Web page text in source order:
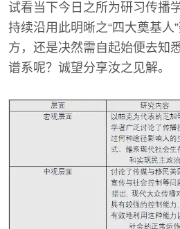
试看当下今日之所为研习传播
持续沿用此明晰之“四大奠基人
方，还是决然需自起始便去知
谱系呢？诚望分享汝之见解。